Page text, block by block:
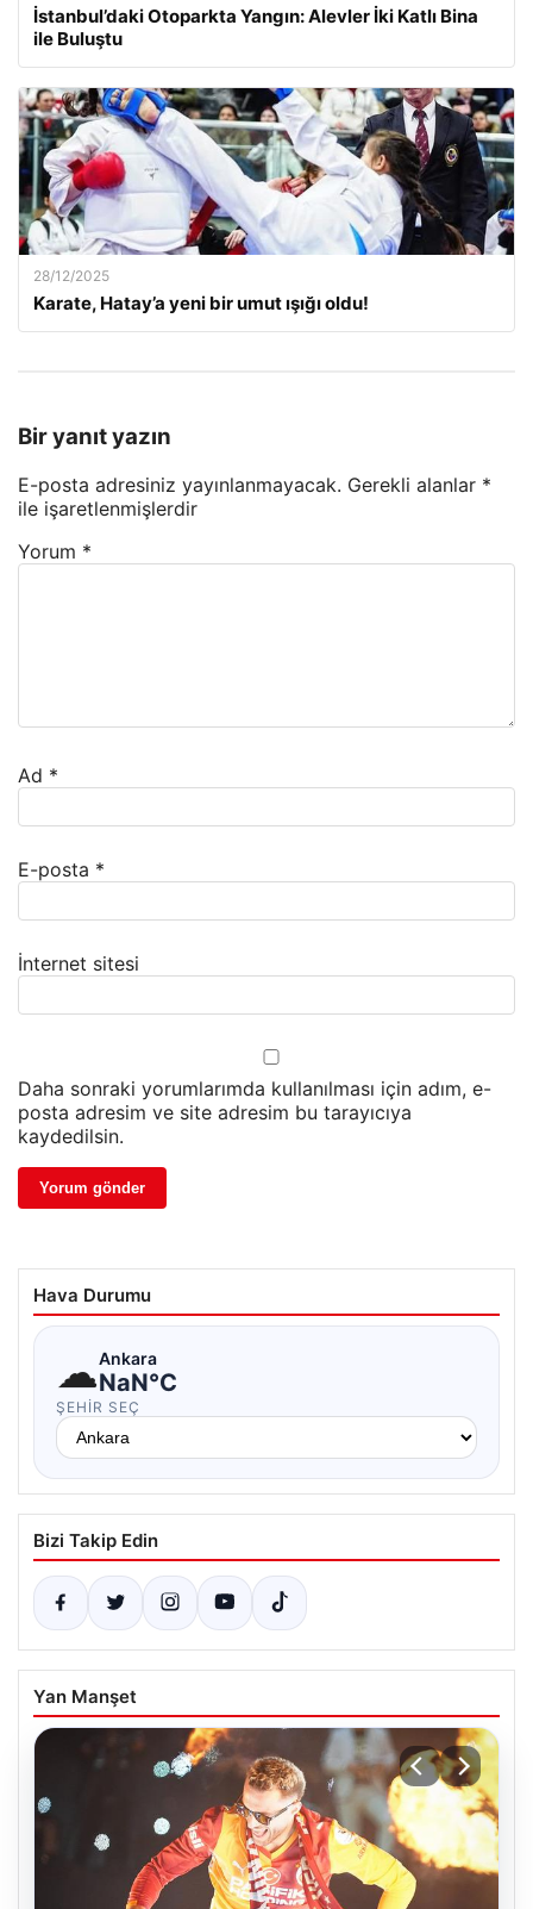
İstanbul’daki Otoparkta Yangın: Alevler İki Katlı Bina
ile Buluştu
28/12/2025
Karate, Hatay’a yeni bir umut ışığı oldu!
Bir yanıt yazın
E-posta adresiniz yayınlanmayacak. Gerekli alanlar *
ile işaretlenmişlerdir
Yorum *
Ad *
E-posta *
İnternet sitesi
Daha sonraki yorumlarımda kullanılması için adım, e-
posta adresim ve site adresim bu tarayıcıya
kaydedilsin.
Hava Durumu
☁Ankara
NaN°C
ŞEHIR SEÇ
Bizi Takip Edin
Yan Manşet